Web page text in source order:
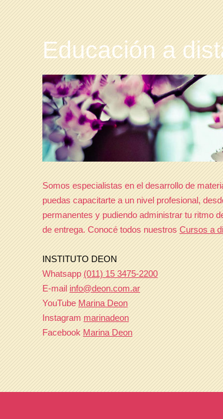
Educación a
Somos especialistas en el desarrollo de
puedas capacitarte a un nivel profesional,
permanentes y pudiendo administrar tu ritmo
de entrega. Conocé todos nuestrosCursos a
INSTITUTO DEON
Whatsapp(011) 15 3475-2200
E-mailinfo@deon.com.ar
YouTubeMarina Deon
Instagrammarinadeon
FacebookMarina Deon